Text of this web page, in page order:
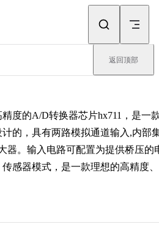
返回顶部
的A/D转换器芯片hx711，是一
的，具有两路模拟通道输入,内部
器。输入电路可配置为提供桥压的
感器模式，是一款理想的高精度